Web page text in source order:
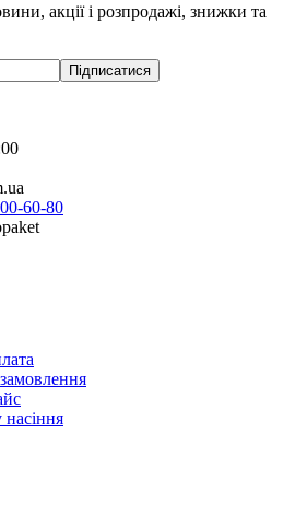
акції і розпродажі, знижки та
Підписатися
60-80